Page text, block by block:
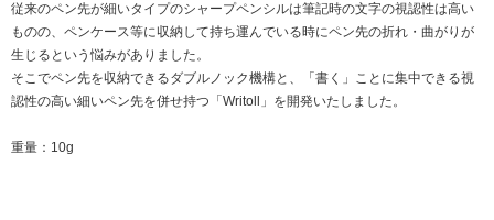
従来のペン先が細いタイプのシャープペンシルは筆記時の文字の視認性は高い
ものの、ペンケース等に収納して持ち運んでいる時にペン先の折れ・曲がりが
生じるという悩みがありました。
そこでペン先を収納できるダブルノック機構と、「書く」ことに集中できる視
認性の高い細いペン先を併せ持つ「Writoll」を開発いたしました。
重量：10g